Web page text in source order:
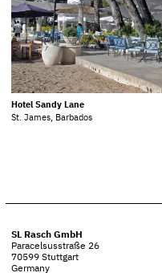
Hotel Sandy Lane
St. James, Barbados
SL Rasch GmbH
Paracelsusstraße 26
70599 Stuttgart
Germany